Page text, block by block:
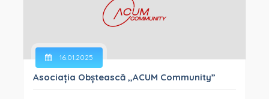
16.01.2025
Asociația Obștească ,,ACUM Community”